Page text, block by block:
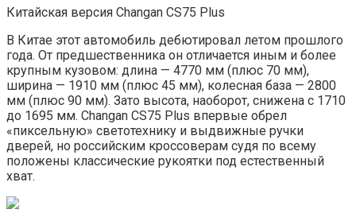
Китайская версия Changan CS75 Plus
В Китае этот автомобиль дебютировал летом прошлого
года. От предшественника он отличается иным и более
крупным кузовом: длина — 4770 мм (плюс 70 мм),
ширина — 1910 мм (плюс 45 мм), колесная база — 2800
мм (плюс 90 мм). Зато высота, наоборот, снижена с 1710
до 1695 мм. Changan CS75 Plus впервые обрел
«пиксельную» светотехнику и выдвижные ручки
дверей, но российским кроссоверам судя по всему
положены классические рукоятки под естественный
хват.